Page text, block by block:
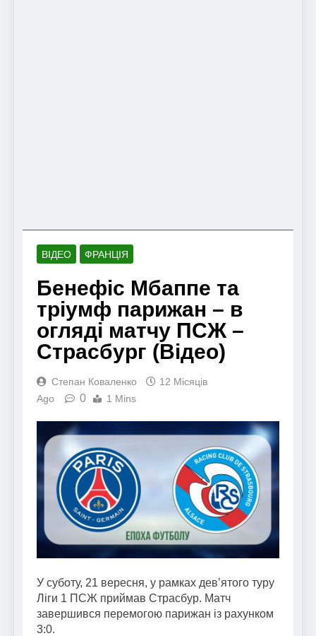
ВІДЕО ФРАНЦІЯ
Бенефіс Мбаппе та
тріумф парижан – в
огляді матчу ПСЖ –
Страсбург (Відео)
Степан Коваленко
12 Місяців
Ago
0 1 Mins
У суботу, 21 вересня, у рамках дев’ятого туру
Ліги 1 ПСЖ приймав Страсбур. Матч
завершився перемогою парижан із рахунком
3:0.